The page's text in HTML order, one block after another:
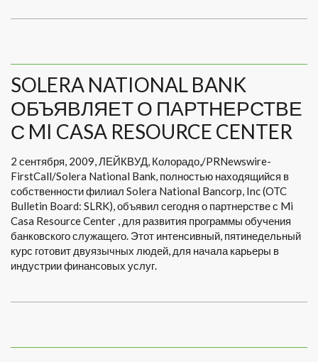
SOLERA NATIONAL BANK
ОБЪЯВЛЯЕТ О ПАРТНЕРСТВЕ
С MI CASA RESOURCE CENTER
2 сентября, 2009, ЛЕЙКВУД, Колорадо,/PRNewswire-
FirstCall/Solera National Bank, полностью находящийся в
собственности филиал Solera National Bancorp, Inc (OTC
Bulletin Board: SLRK), объявил сегодня о партнерстве с Mi
Casa Resource Center , для развития программы обучения
банковского служащего. Этот интенсивный, пятинедельный
курс готовит двуязычных людей, для начала карьеры в
индустрии финансовых услуг.